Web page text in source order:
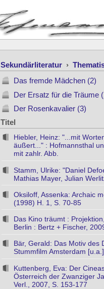
Sekundärliteratur ›
Das fremde Mädchen (2)
Der Ersatz für die Träume
Der Rosenkavalier (3)
Titel
Hiebler, Heinz: "...mit
äußert..." : Hofmannsthal
mit zahlr. Abb.
Stamm, Ulrike: "Daniel
Mathias Mayer, Julian
Oksiloff, Assenka: Archaic
(1998) H. 1, S. 70-85
Das Kino träumt :
Berlin : Bertz + Fischer,
Bär, Gerald: Das Motiv des
Stummfilm Amsterdam
Kuttenberg, Eva: Der
Österreich der Zwanziger
Verl., 2007, S. 153-177